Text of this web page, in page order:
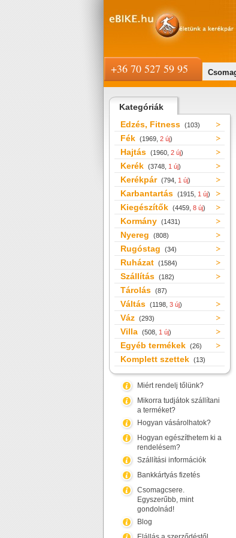
Kategóriák
Edzés, Fitness (103)
Fék (1969, 2 új)
Hajtás (1960, 2 új)
Kerék (3748, 1 új)
Kerékpár (794, 1 új)
Karbantartás (1915, 1 új)
Kiegészítők (4459, 8 új)
Kormány (1431)
Nyereg (808)
Rugóstag (34)
Ruházat (1584)
Szállítás (182)
Tárolás (87)
Váltás (1198, 3 új)
Váz (293)
Villa (508, 1 új)
Egyéb termékek (26)
Komplett szettek (13)
Miért rendelj tőlünk?
Mikorra tudjátok szállítani
a terméket?
Hogyan vásárolhatok?
Hogyan egészíthetem ki a
rendelésem?
Szállítási információk
Bankkártyás fizetés
Csomagcsere.
Egyszerűbb, mint
gondolnád!
Blog
+36 70 527 59 95